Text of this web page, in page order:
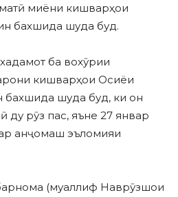
миёни кишварҳои
бахшида шуда буд.
ба вохӯрии
кишварҳои Осиёи
бахшида шуда буд, ки он
ду рӯз пас, яъне 27 январ
анҷомаш эъломияи
(муаллиф Наврӯзшои